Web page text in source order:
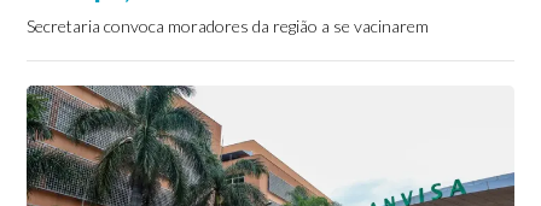
Secretaria convoca moradores da região a se vacinarem